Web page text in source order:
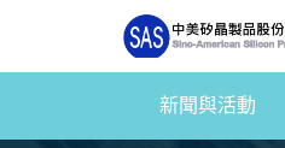
新聞與活動